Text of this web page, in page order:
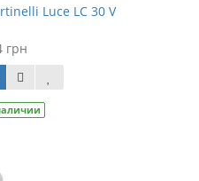
Luce LC 30 V
грн